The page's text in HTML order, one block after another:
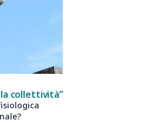
collettività”